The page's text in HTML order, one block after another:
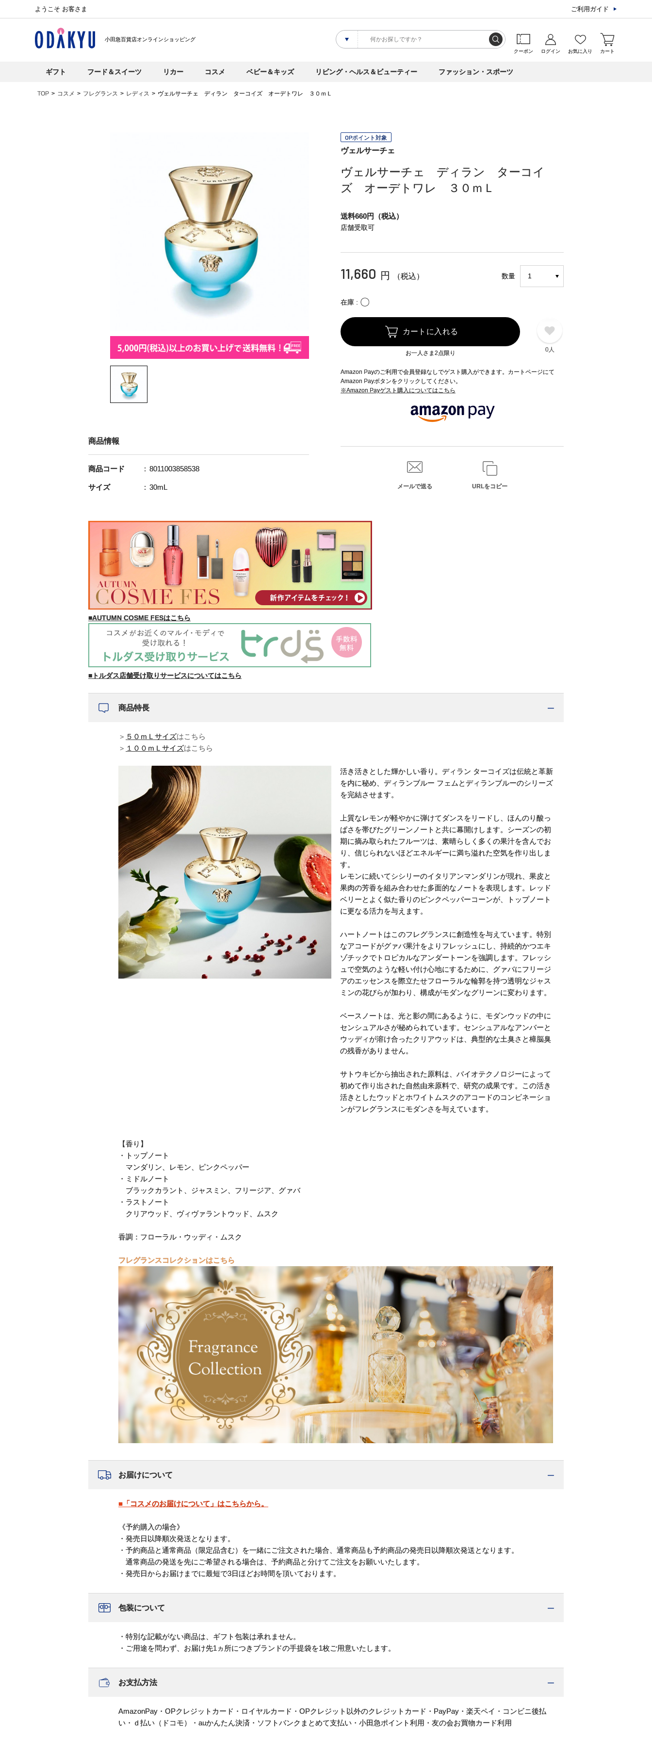
ようこそ お客さま ご利用ガイド
小田急百貨店オンラインショッピング
クーポン ログイン お気に入り カート
ギフト フード＆スイーツ リカー コスメ ベビー＆キッズ リビング・ヘルス＆ビューティー ファッション・スポーツ
TOP コスメ フレグランス レディス ヴェルサーチェ ディラン ターコイズ オーデトワレ ３０ｍＬ
OPポイント対象
ヴェルサーチェ
ヴェルサーチェ ディラン ターコイ
ズ オーデトワレ ３０ｍＬ
送料660円（税込）
店舗受取可
11,660 円 （税込） 数量
在庫 〇
カートに入れる
お一人さま2点限り 0人
Amazon Payのご利用で会員登録なしでゲスト購入ができます。カートページにて
Amazon Payボタンをクリックしてください。
※Amazon Payゲスト購入についてはこちら
メールで送る URLをコピー
商品情報
商品コード 8011003858538
サイズ 30mL
■AUTUMN COSME FESはこちら
■トルダス店舗受け取りサービスについてはこちら
商品特長
＞ ５０ｍＬサイズはこちら
＞ １００ｍＬサイズはこちら
活き活きとした輝かしい香り。ディラン ターコイズは伝統と革新
を内に秘め、ディランブルー フェムとディランブルーのシリーズ
を完結させます。
上質なレモンが軽やかに弾けてダンスをリードし、ほんのり酸っ
ぱさを帯びたグリーンノートと共に幕開けします。シーズンの初
期に摘み取られたフルーツは、素晴らしく多くの果汁を含んでお
り、信じられないほどエネルギーに満ち溢れた空気を作り出しま
す。
レモンに続いてシシリーのイタリアンマンダリンが現れ、果皮と
果肉の芳香を組み合わせた多面的なノートを表現します。レッド
ベリーとよく似た香りのピンクペッパーコーンが、トップノート
に更なる活力を与えます。
ハートノートはこのフレグランスに創造性を与えています。特別
なアコードがグァバ果汁をよりフレッシュにし、持続的かつエキ
ゾチックでトロピカルなアンダートーンを強調します。フレッシ
ュで空気のような軽い付け心地にするために、グァバにフリージ
アのエッセンスを際立たせフローラルな輪郭を持つ透明なジャス
ミンの花びらが加わり、構成がモダンなグリーンに変わります。
ベースノートは、光と影の間にあるように、モダンウッドの中に
センシュアルさが秘められています。センシュアルなアンバーと
ウッディが溶け合ったクリアウッドは、典型的な土臭さと樟脳臭
の残香がありません。
サトウキビから抽出された原料は、バイオテクノロジーによって
初めて作り出された自然由来原料で、研究の成果です。この活き
活きとしたウッドとホワイトムスクのアコードのコンビネーショ
ンがフレグランスにモダンさを与えています。
【香り】
・トップノート
マンダリン、レモン、ピンクペッパー
・ミドルノート
ブラックカラント、ジャスミン、フリージア、グァバ
・ラストノート
クリアウッド、ヴィヴァラントウッド、ムスク
香調：フローラル・ウッディ・ムスク
フレグランスコレクションはこちら
お届けについて
■「コスメのお届けについて」はこちらから。
《予約購入の場合》
・発売日以降順次発送となります。
・予約商品と通常商品（限定品含む）を一緒にご注文された場合、通常商品も予約商品の発売日以降順次発送となります。
通常商品の発送を先にご希望される場合は、予約商品と分けてご注文をお願いいたします。
・発売日からお届けまでに最短で3日ほどお時間を頂いております。
包装について
・特別な記載がない商品は、ギフト包装は承れません。
・ご用途を問わず、お届け先1ヵ所につきブランドの手提袋を1枚ご用意いたします。
お支払方法
AmazonPay・OPクレジットカード・ロイヤルカード・OPクレジット以外のクレジットカード・PayPay・楽天ペイ・コンビニ後払
い・ｄ払い（ドコモ）・auかんたん決済・ソフトバンクまとめて支払い・小田急ポイント利用・友の会お買物カード利用